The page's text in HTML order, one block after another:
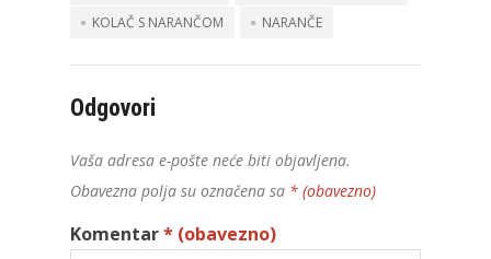
KOLAČ S NARANČOM
NARANČE
Odgovori
Vaša adresa e-pošte neće biti objavljena.
Obavezna polja su označena sa * (obavezno)
Komentar* (obavezno)